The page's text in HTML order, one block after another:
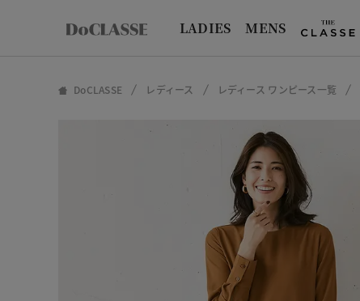
LADIES MENS
DoCLASSE レディース レディース ワンピース一覧